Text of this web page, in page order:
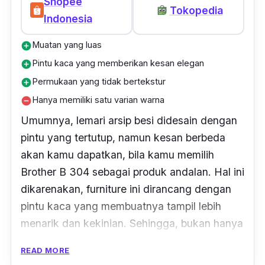
Indonesia
Tokopedia
add_circleMuatan yang luas
add_circlePintu kaca yang memberikan kesan elegan
add_circlePermukaan yang tidak bertekstur
remove_circleHanya memiliki satu varian warna
Umumnya, lemari arsip besi didesain dengan
pintu yang tertutup, namun kesan berbeda
akan kamu dapatkan, bila kamu memilih
Brother B 304 sebagai produk andalan. Hal ini
dikarenakan, furniture ini dirancang dengan
pintu kaca yang membuatnya tampil lebih
menarik dan kekinian. Sehingga, bukan hanya
furnitureyang satu ini juga bisa mempercantik
READ MORE